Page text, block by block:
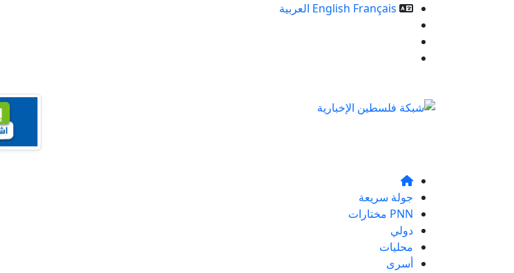
English Français
العربية
جولة سريعة
PNN مختارات
دولي
محليات
أسرى